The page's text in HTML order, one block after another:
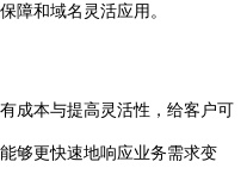
障和域名灵活应用。
成本与提高灵活性，给客户可
够更快速地响应业务需求变